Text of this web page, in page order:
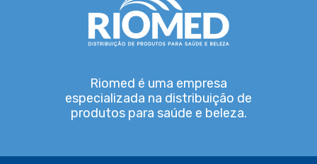
Riomed é uma empresa
especializada na distribuição de
produtos para saúde e beleza.